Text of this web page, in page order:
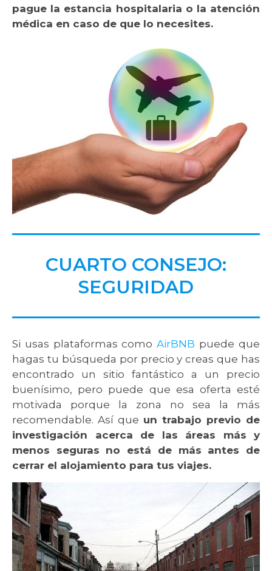
pague la estancia hospitalaria o la atención
médica en caso de que lo necesites.
CUARTO CONSEJO:
SEGURIDAD
Si usas plataformas comoAirBNB puede que
hagas tu búsqueda por precio y creas que has
encontrado un sitio fantástico a un precio
buenísimo, pero puede que esa oferta esté
motivada porque la zona no sea la más
recomendable. Así que un trabajo previo de
investigación acerca de las áreas más y
menos seguras no está de más antes de
cerrar el alojamiento para tus viajes.